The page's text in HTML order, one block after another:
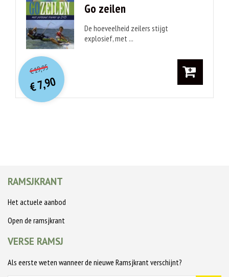
Go zeilen
De hoeveelheid zeilers stijgt
explosief, met ...
€19,95O
orspr
onkelijke
prijs
was:
€ 19,95.
€7,90
Huidige
prijs
is:
€ 7,90.
RAMSJKRANT
Het actuele aanbod
Open de ramsjkrant
VERSE RAMSJ
Als eerste weten wanneer de nieuwe Ramsjkrant verschijnt?